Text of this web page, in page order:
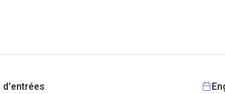
vue dégagée sur la forêt environnante. Ici, oubliez le
et productif. Les grandes fenêtres laissent entrer
d'entrées